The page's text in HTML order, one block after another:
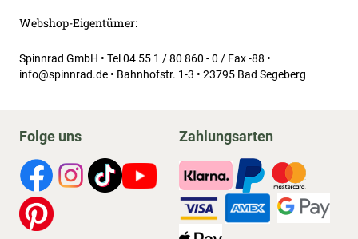
Webshop-Eigentümer:
Spinnrad GmbH • Tel 04 55 1 / 80 860 - 0 / Fax -88 •
info@spinnrad.de • Bahnhofstr. 1-3 • 23795 Bad Segeberg
Folge uns Zahlungsarten